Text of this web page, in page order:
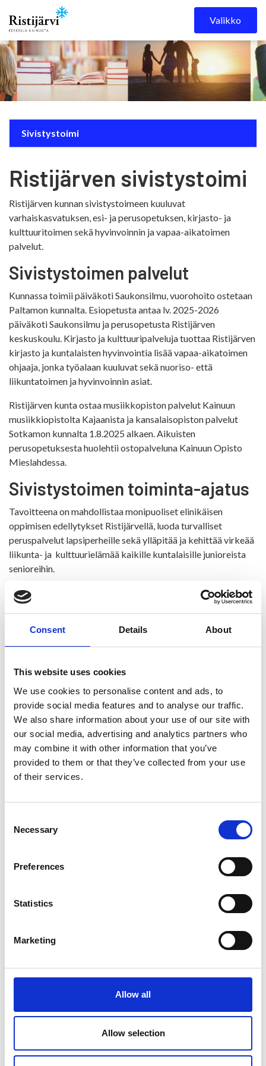
Consent Details About
This website uses cookies
We use cookies to personalise content and ads, to
provide social media features and to analyse our traffic.
We also share information about your use of our site with
our social media, advertising and analytics partners who
may combine it with other information that you’ve
provided to them or that they’ve collected from your use
of their services.
Selection
Necessary
Preferences
Statistics
Marketing
Allow all
Allow selection
Skip to content
Valikko
Sivistystoimi
Ristijärven sivistystoimi
Ristijärven kunnan sivistystoimeen kuuluvat
varhaiskasvatuksen, esi- ja perusopetuksen, kirjasto- ja
kulttuuritoimen sekä hyvinvoinnin ja vapaa-aikatoimen
palvelut.
Sivistystoimen palvelut
Kunnassa toimii päiväkoti Saukonsilmu, vuorohoito ostetaan
Paltamon kunnalta. Esiopetusta antaa lv. 2025-2026
päiväkoti Saukonsilmu ja perusopetusta Ristijärven
keskuskoulu. Kirjasto ja kulttuuripalveluja tuottaa Ristijärven
kirjasto ja kuntalaisten hyvinvointia lisää vapaa-aikatoimen
ohjaaja, jonka työalaan kuuluvat sekä nuoriso- että
liikuntatoimen ja hyvinvoinnin asiat.
Ristijärven kunta ostaa musiikkopiston palvelut Kainuun
musiikkiopistolta Kajaanista ja kansalaisopiston palvelut
Sotkamon kunnalta 1.8.2025 alkaen. Aikuisten
perusopetuksesta huolehtii ostopalveluna Kainuun Opisto
Mieslahdessa.
Sivistystoimen toiminta-ajatus
Tavoitteena on mahdollistaa monipuoliset elinikäisen
oppimisen edellytykset Ristijärvellä, luoda turvalliset
peruspalvelut lapsiperheille sekä ylläpitää ja kehittää virkeää
liikunta- ja kulttuurielämää kaikille kuntalaisille junioreista
senioreihin.
Linkkejä:
Kainuun musiikkiopisto
Sotkamon kansalaisopisto
Kainuun opisto